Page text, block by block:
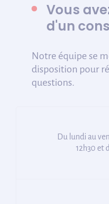
Vous
d'un
Notre équipe se
disposition pour
questions.
Du lundi au
12h30 et